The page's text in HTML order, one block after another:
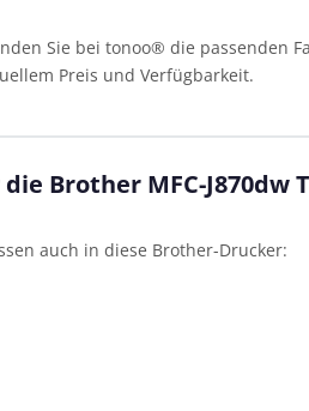
Sie bei tonoo® die
Preis und Verfügbarkeit.
Brother MFC-
auch in diese Brother-Drucker: